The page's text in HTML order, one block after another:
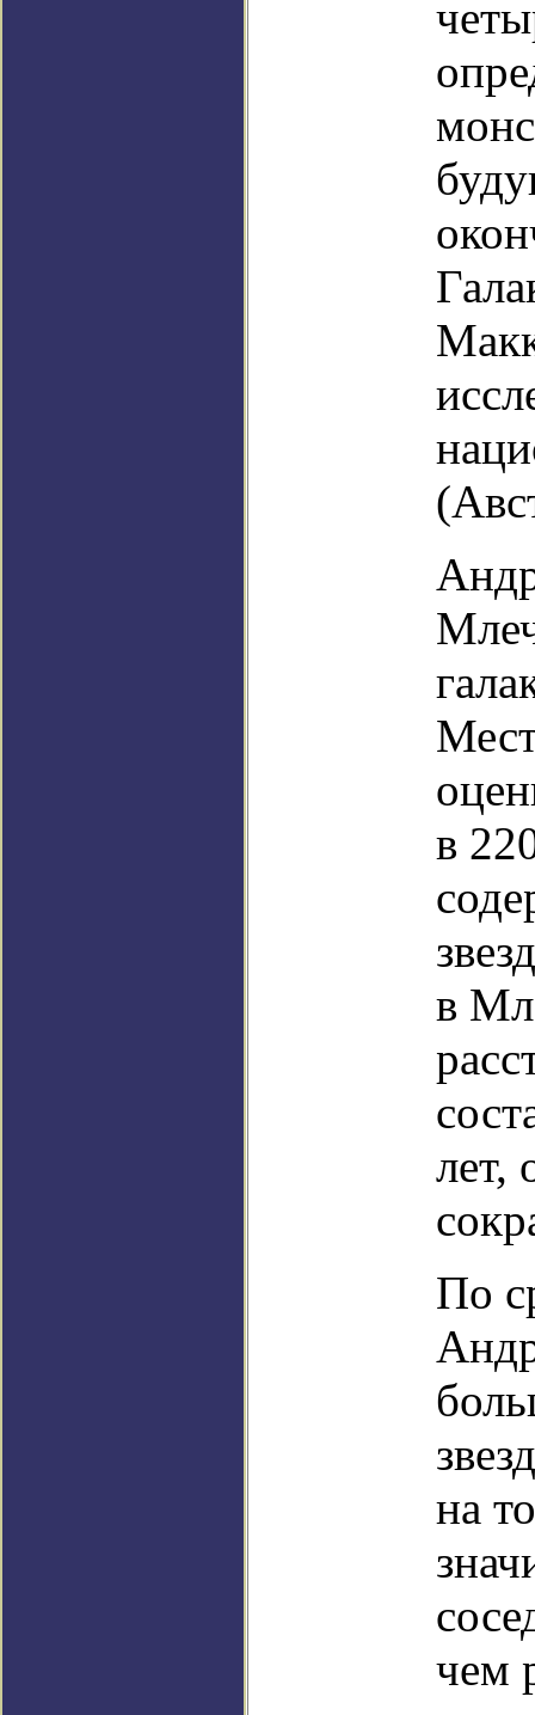
в
в
лет,
По
на
чем